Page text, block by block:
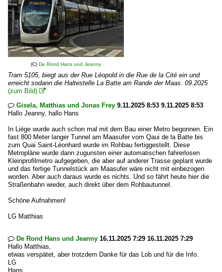
(C) De Rond Hans und Jeanny
Tram 5105, biegt aus der Rue Léopold in die Rue de la Cité ein und
erreicht sodann die Haltestelle La Batte am Rande der Maas. 09.2025
(zum Bild) 
 Gisela, Matthias und Jonas Frey 9.11.2025 8:53 9.11.2025 8:53
Hallo Jeanny, hallo Hans
In Liége wurde auch schon mal mit dem Bau einer Metro begonnen. Ein
fast 800 Meter langer Tunnel am Maasufer vom Qaui de la Batte bis
zum Quai Saint-Léonhard wurde im Rohbau fertiggestellt. Diese
Metropläne wurde dann zugunsten einer automatischen fahrerlosen
Kleinprofilmetro aufgegeben, die aber auf anderer Trasse geplant wurde
und das fertige Tunnelstück am Maasufer wäre nicht mit einbezogen
worden. Aber auch daraus wurde es nichts. Und so fährt heute hier die
Straßenbahn wieder, auch direkt über dem Rohbautunnel.
Schöne Aufnahmen!
LG Matthias
 De Rond Hans und Jeanny 16.11.2025 7:29 16.11.2025 7:29
Hallo Matthias,
etwas verspätet, aber trotzdem Danke für das Lob und für die Info.
LG
Hans